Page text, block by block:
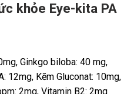
khỏe Eye-kita PA
Ginkgo biloba: 40 mg,
12mg, Kẽm Gluconat: 10mg,
2mg, Vitamin B2: 2mg